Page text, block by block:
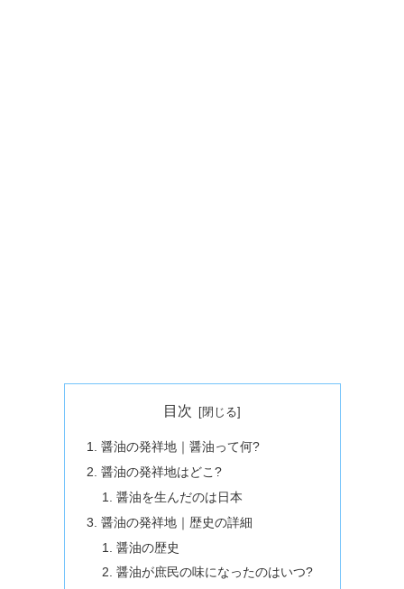
目次
醤油の発祥地｜醤油って何?
醤油の発祥地はどこ?
醤油を生んだのは日本
醤油の発祥地｜歴史の詳細
醤油の歴史
醤油が庶民の味になったのはいつ?